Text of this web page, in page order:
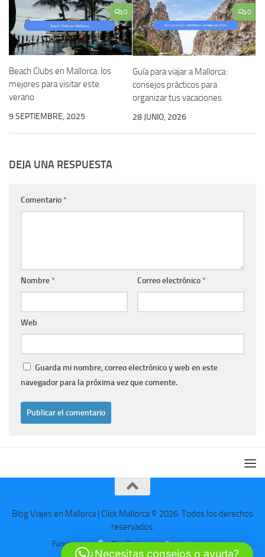
0
Beach Clubs en Mallorca: los
mejores para visitar este
verano
9 SEPTIEMBRE, 2025
0
Guía para viajar a Mallorca:
consejos prácticos para
organizar tus vacaciones
28 JUNIO, 2026
DEJA UNA RESPUESTA
Comentario*
Nombre* Correo electrónico*
Web
Guarda mi nombre, correo electrónico y web en este
navegador para la próxima vez que comente.
Blog Viajes en Mallorca | Click Mallorca © 2026. Todos los derechos
reservados.
Funciona con - Diseñado con elTema Hueman
¿Necesitas consejos o ayuda?